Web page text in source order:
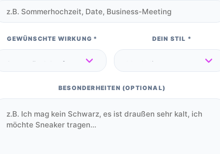
GEWÜNSCHTE WIRKUNG * DEIN STIL *
BESONDERHEITEN (OPTIONAL)